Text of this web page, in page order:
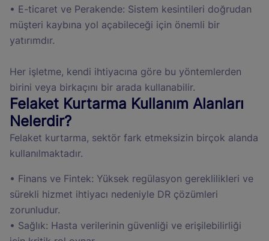
• E-ticaret ve Perakende: Sistem kesintileri doğrudan
müşteri kaybına yol açabileceği için önemli bir
yatırımdır.
Her işletme, kendi ihtiyacına göre bu yöntemlerden
birini veya birkaçını bir arada kullanabilir.
Felaket Kurtarma Kullanım Alanları
Nelerdir?
Felaket kurtarma, sektör fark etmeksizin birçok alanda
kullanılmaktadır.
• Finans ve Fintek: Yüksek regülasyon gereklilikleri ve
sürekli hizmet ihtiyacı nedeniyle DR çözümleri
zorunludur.
• Sağlık: Hasta verilerinin güvenliği ve erişilebilirliği